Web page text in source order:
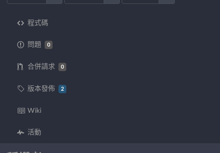
程式碼
問題 0
合併請求 0
版本發佈 2
Wiki
活動